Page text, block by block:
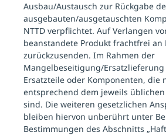
Ausbau/Austausch zur Rückgabe
ausgebauten/ausgetauschten
NTTD verpflichtet. Auf Verlangen
beanstandete Produkt frachtfrei an
zurückzusenden. Im Rahmen der
Mangelbeseitigung/Ersatzlieferung
Ersatzteile oder Komponenten, die
entsprechend dem jeweils
sind. Die weiteren gesetzlichen
bleiben hiervon unberührt unter
Bestimmungen des Abschnitts